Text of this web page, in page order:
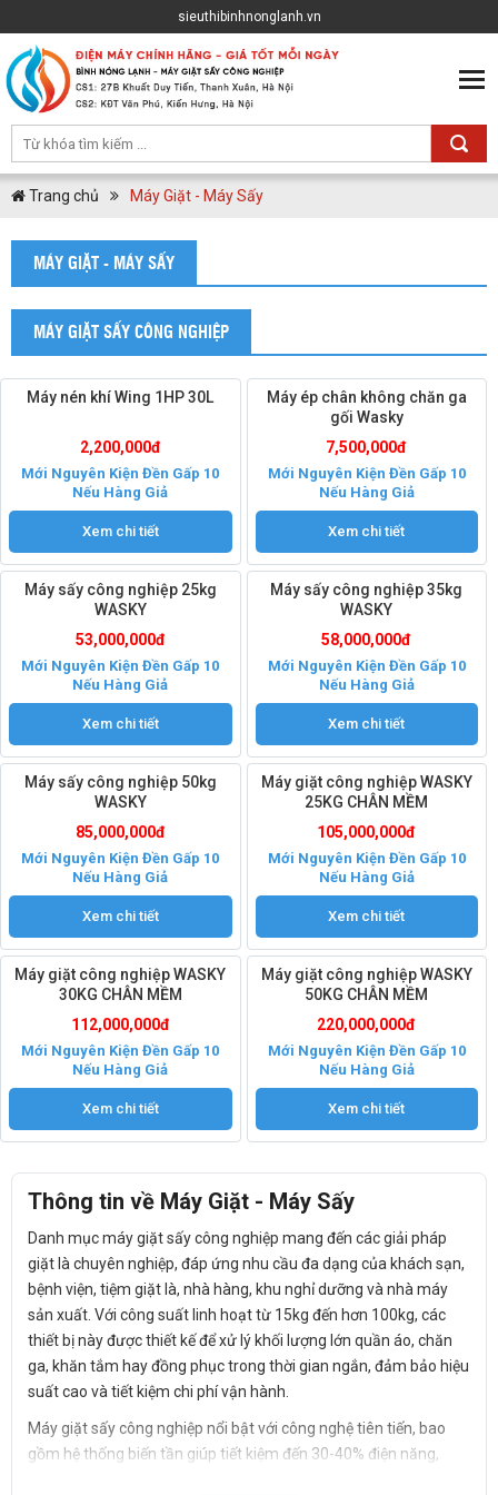
sieuthibinhnonglanh.vn
Trang chủ Máy Giặt - Máy Sấy
MÁY GIẶT - MÁY SẤY
MÁY GIẶT SẤY CÔNG NGHIỆP
Máy nén khí Wing 1HP 30L
2,200,000đ
Mới Nguyên Kiện Đền Gấp 10
Nếu Hàng Giả
Xem chi tiết
Máy ép chân không chăn ga
gối Wasky
7,500,000đ
Mới Nguyên Kiện Đền Gấp 10
Nếu Hàng Giả
Xem chi tiết
Máy sấy công nghiệp 25kg
WASKY
53,000,000đ
Mới Nguyên Kiện Đền Gấp 10
Nếu Hàng Giả
Xem chi tiết
Máy sấy công nghiệp 35kg
WASKY
58,000,000đ
Mới Nguyên Kiện Đền Gấp 10
Nếu Hàng Giả
Xem chi tiết
Máy sấy công nghiệp 50kg
WASKY
85,000,000đ
Mới Nguyên Kiện Đền Gấp 10
Nếu Hàng Giả
Xem chi tiết
Máy giặt công nghiệp WASKY
25KG CHÂN MỀM
105,000,000đ
Mới Nguyên Kiện Đền Gấp 10
Nếu Hàng Giả
Xem chi tiết
Máy giặt công nghiệp WASKY
30KG CHÂN MỀM
112,000,000đ
Mới Nguyên Kiện Đền Gấp 10
Nếu Hàng Giả
Xem chi tiết
Máy giặt công nghiệp WASKY
50KG CHÂN MỀM
220,000,000đ
Mới Nguyên Kiện Đền Gấp 10
Nếu Hàng Giả
Xem chi tiết
Thông tin về Máy Giặt - Máy Sấy
Danh mục máy giặt sấy công nghiệp mang đến các giải pháp
giặt là chuyên nghiệp, đáp ứng nhu cầu đa dạng của khách sạn,
bệnh viện, tiệm giặt là, nhà hàng, khu nghỉ dưỡng và nhà máy
sản xuất. Với công suất linh hoạt từ 15kg đến hơn 100kg, các
thiết bị này được thiết kế để xử lý khối lượng lớn quần áo, chăn
ga, khăn tắm hay đồng phục trong thời gian ngắn, đảm bảo hiệu
suất cao và tiết kiệm chi phí vận hành.
Máy giặt sấy công nghiệp nổi bật với công nghệ tiên tiến, bao
gồm hệ thống biến tần giúp tiết kiệm đến 30-40% điện năng,